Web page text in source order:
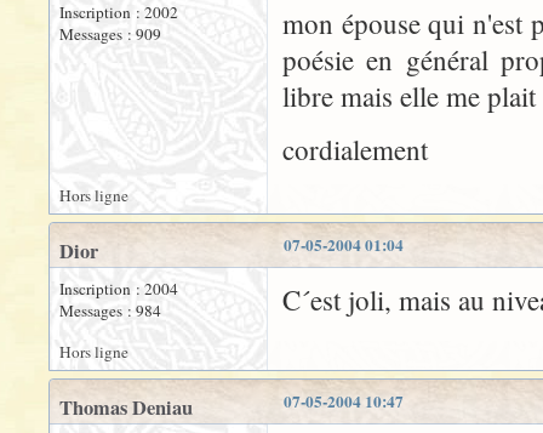
Inscription : 2002
Messages : 909
mon épouse qui n'est
poésie en général
libre mais elle me plait
cordialement
Hors ligne
07-05-2004 01:04
Dior
Inscription : 2004
Messages : 984
C´est joli, mais au
Hors ligne
07-05-2004 10:47
Thomas Deniau